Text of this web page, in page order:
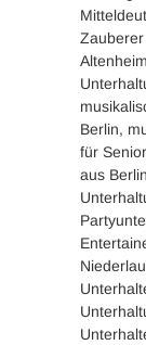
Berlin,
für
aus